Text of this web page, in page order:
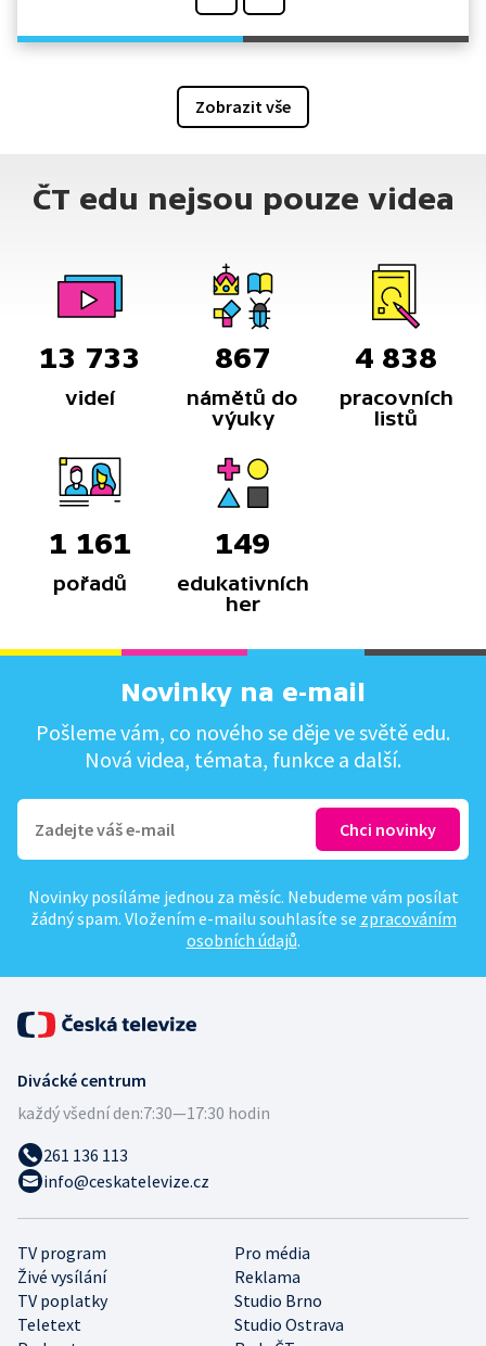
Zobrazit vše
ČT edu nejsou pouze videa
13 733
videí
867
námětů do
výuky
4 838
pracovních
listů
1 161
pořadů
149
edukativních
her
Novinky na e-mail
Pošleme vám, co nového se děje ve světě edu.
Nová videa, témata, funkce a další.
Novinky posíláme jednou za měsíc. Nebudeme vám posílat
žádný spam. Vložením e-mailu souhlasíte se zpracováním
osobních údajů.